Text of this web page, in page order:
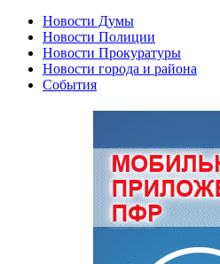
Новости Думы
Новости Полиции
Новости Прокуратуры
Новости города и района
События